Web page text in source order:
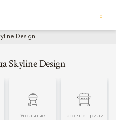
0
Design
Skyline Design
Угольные
Газовые грили